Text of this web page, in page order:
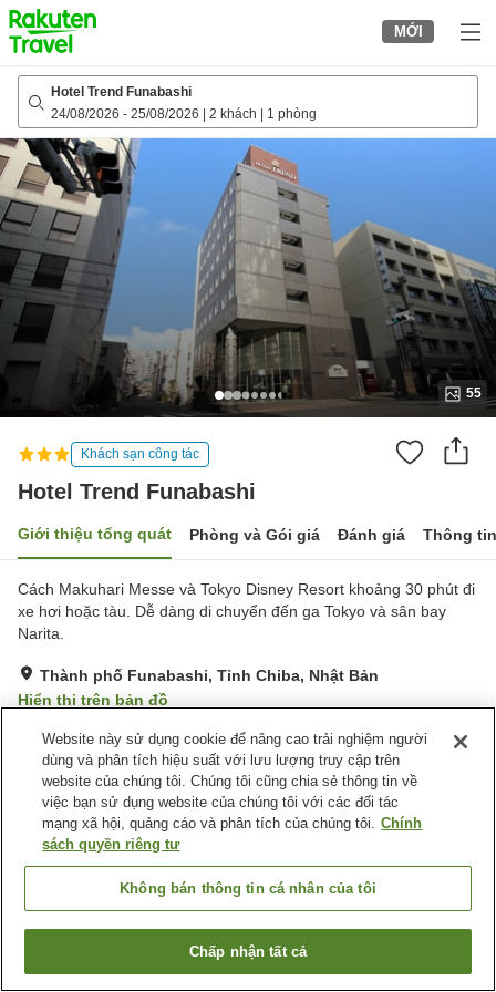
to
top
page
MỚI
Hotel Trend Funabashi
24/08/2026 - 25/08/2026 2 khách 1 phòng
55
Khách sạn công tác
Hotel Trend Funabashi
Giới thiệu tổng quát Phòng và Gói giá Đánh giá Thông
Cách Makuhari Messe và Tokyo Disney Resort khoảng 30 phút đi
xe hơi hoặc tàu. Dễ dàng di chuyển đến ga Tokyo và sân bay
Narita.
Thành phố Funabashi, Tỉnh Chiba, Nhật Bản
Hiển thị trên bản đồ
Tốt Đánh giá:76lượt
Tiện nghi chỗ nghỉ
Giao Hàng Tận Nhà
Máy FAX
Máy bán hàng tự động
Trang chủ Nhật Bản Tỉnh Chiba
Thành phố Funabashi
Hotel Trend Funabashi
Tìm phòng trống
Website này sử dụng cookie để nâng cao trải nghiệm người
dùng và phân tích hiệu suất với lưu lượng truy cập trên
website của chúng tôi. Chúng tôi cũng chia sẻ thông tin về
việc bạn sử dụng website của chúng tôi với các đối tác
mạng xã hội, quảng cáo và phân tích của chúng tôi. Chính
sách quyền riêng tư
Không bán thông tin cá nhân của tôi
Chấp nhận tất cả